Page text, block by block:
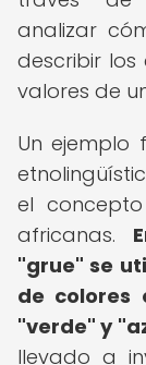
analizar
describir
valores de
Un ejemplo
el
africanas.
"grue" se
de colores
"verde" y
llevado a